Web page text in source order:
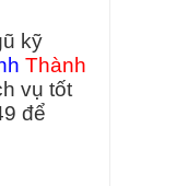
kỹ
Thành
vụ tốt
để